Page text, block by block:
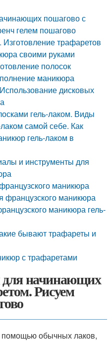
пошагово с
гелем пошагово
трафаретов
своими руками
полосок
маникюра
дисковых
гель-лаком. Виды
самой себе. Как
гель-лаком в
и инструменты для
маникюра
французского маникюра
маникюра гель-
бывают трафареты и
с трафаретами
начинающих
Рисуем
помощью обычных лаков,